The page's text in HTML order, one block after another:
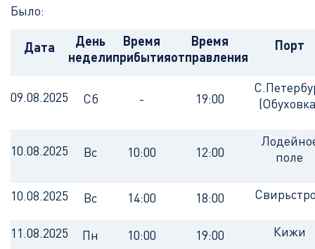
Было:
Дата
День
недели
Время
прибытия
Время
отправления
Порт
09.08.2025 Сб - 19:00
10.08.2025 Вс 10:00 12:00
поле
10.08.2025 Вс 14:00 18:00
11.08.2025 Пн 10:00 19:00 Кижи